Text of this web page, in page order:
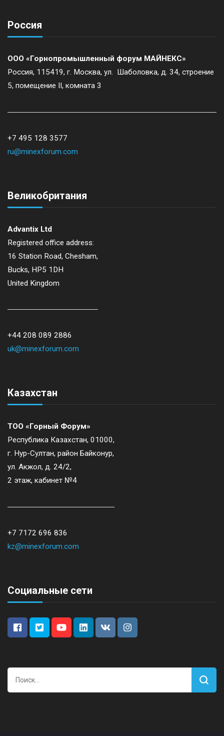
Россия
ООО «Горнопромышленный форум МАЙНЕКС»
Россия, 115419, г. Москва, ул. Шаболовка, д. 34, строение
5, помещение II, комната 3
+7 495 128 3577
ru@minexforum.com
Великобритания
Advantix Ltd
Registered office address:
16 Station Road, Chesham,
Bucks, HP5 1DH
United Kingdom
+44 208 089 2886
uk@minexforum.com
Казахстан
ТОО «Горный Форум»
Республика Казахстан, 01000,
г. Нур-Султан, район Байконур,
ул. Акжол, д. 24/2,
2 этаж, кабинет №4
+7 7172 696 836
kz@minexforum.com
Социальные сети
Найти: